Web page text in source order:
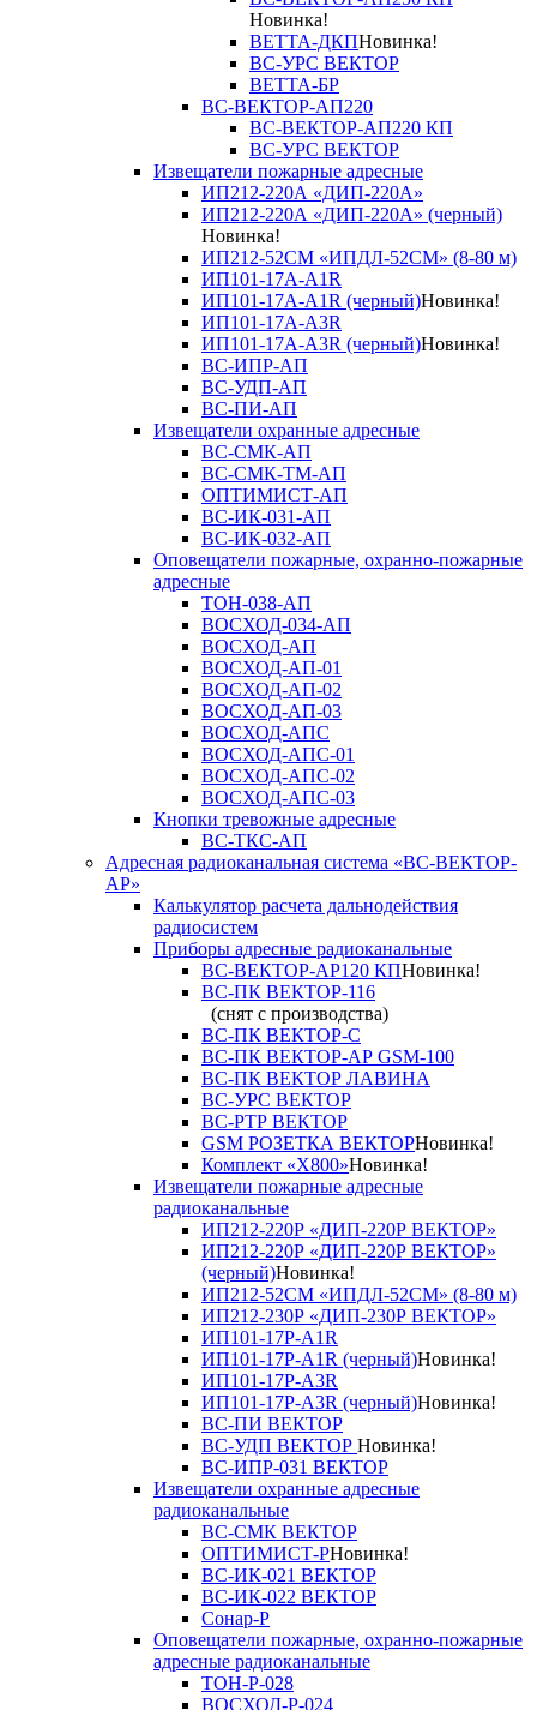
Новинка!
ВЕТТА-ДКПНовинка!
ВС-УРС ВЕКТОР
ВЕТТА-БР
ВС-ВЕКТОР-АП220
ВС-ВЕКТОР-АП220 КП
ВС-УРС ВЕКТОР
Извещатели пожарные адресные
ИП212-220А «ДИП-220А»
ИП212-220А «ДИП-220А» (черный)
Новинка!
ИП212-52СМ «ИПДЛ-52СМ» (8-80 м)
ИП101-17А-A1R
ИП101-17А-A1R (черный)Новинка!
ИП101-17А-A3R
ИП101-17А-A3R (черный)Новинка!
ВС-ИПР-АП
ВС-УДП-АП
ВС-ПИ-АП
Извещатели охранные адресные
ВС-СМК-АП
ВС-СМК-ТМ-АП
ОПТИМИСТ-АП
ВС-ИК-031-АП
ВС-ИК-032-АП
Оповещатели пожарные, охранно-пожарные
адресные
ТОН-038-АП
ВОСХОД-034-АП
ВОСХОД-АП
ВОСХОД-АП-01
ВОСХОД-АП-02
ВОСХОД-АП-03
ВОСХОД-АПС
ВОСХОД-АПС-01
ВОСХОД-АПС-02
ВОСХОД-АПС-03
Кнопки тревожные адресные
ВС-ТКС-АП
Адресная радиоканальная система «ВС-ВЕКТОР-
АР»
Калькулятор расчета дальнодействия
радиосистем
Приборы адресные радиоканальные
ВС-ВЕКТОР-АР120 КПНовинка!
ВС-ПК ВЕКТОР-116
(снят с производства)
ВС-ПК ВЕКТОР-С
ВС-ПК ВЕКТОР-АР GSM-100
ВС-ПК ВЕКТОР ЛАВИНА
ВС-УРС ВЕКТОР
ВС-РТР ВЕКТОР
GSM РОЗЕТКА ВЕКТОРНовинка!
Комплект «X800»Новинка!
Извещатели пожарные адресные
радиоканальные
ИП212-220Р «ДИП-220Р ВЕКТОР»
ИП212-220Р «ДИП-220Р ВЕКТОР»
(черный)Новинка!
ИП212-52СМ «ИПДЛ-52СМ» (8-80 м)
ИП212-230Р «ДИП-230Р ВЕКТОР»
ИП101-17Р-A1R
ИП101-17Р-A1R (черный)Новинка!
ИП101-17Р-A3R
ИП101-17Р-A3R (черный)Новинка!
ВС-ПИ ВЕКТОР
ВС-УДП ВЕКТОР Новинка!
ВС-ИПР-031 ВЕКТОР
Извещатели охранные адресные
радиоканальные
ВС-СМК ВЕКТОР
ОПТИМИСТ-РНовинка!
ВС-ИК-021 ВЕКТОР
ВС-ИК-022 ВЕКТОР
Сонар-Р
Оповещатели пожарные, охранно-пожарные
адресные радиоканальные
ТОН-Р-028
ВОСХОД-Р-024